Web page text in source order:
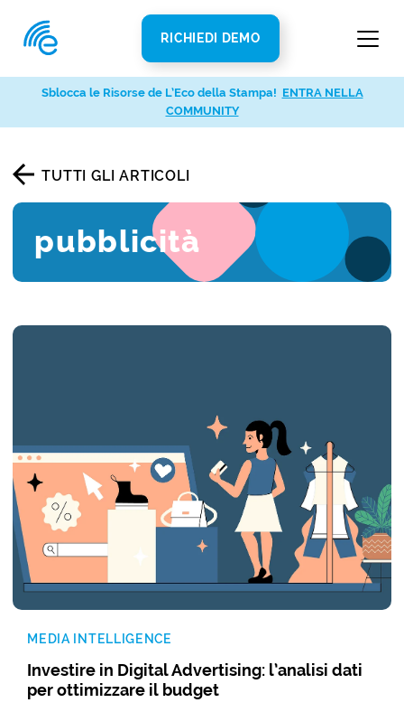
RICHIEDI DEMO
TUTTI GLI ARTICOLI
pubblicità
MEDIA INTELLIGENCE
Investire in Digital Advertising: l’analisi dati
per ottimizzare il budget
Sblocca le Risorse de L’Eco della Stampa! ENTRA NELLA
COMMUNITY